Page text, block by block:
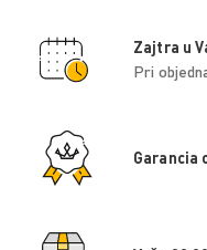
Zajtra u
Pri
Garancia